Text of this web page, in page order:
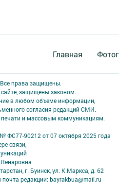
Главная
права защищены.
защищены законом.
в любом объеме информации,
согласия редакций СМИ.
печати и массовым коммуникациям.
ФС77-90212 от 07 октября 2025 года
связи,
г. Буинск, ул. К.Маркса, д. 62
редакции: bayrakbua@mail.ru